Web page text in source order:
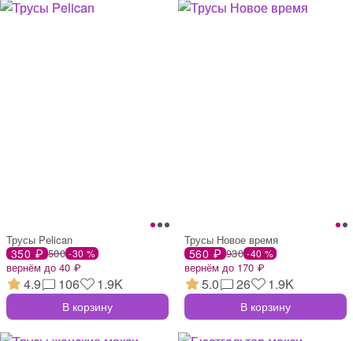
Трусы Pelican
350 ₽ 500 -30 %
вернём до 40 ₽
4.9 106 1.9K
В корзину
Трусы Новое время
560 ₽ 930 -40 %
вернём до 170 ₽
5.0 26 1.9K
В корзину